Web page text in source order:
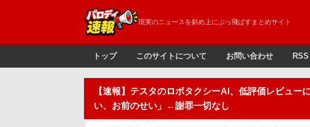
現実のニュースを斜め上にぶっ飛ばすまとめサイト
トップ このサイトについて お問い合わせ RSS
【速報】テスタのロボタクシーAI、低評価レビュ
い、お前のせい」←謝罪一切なし